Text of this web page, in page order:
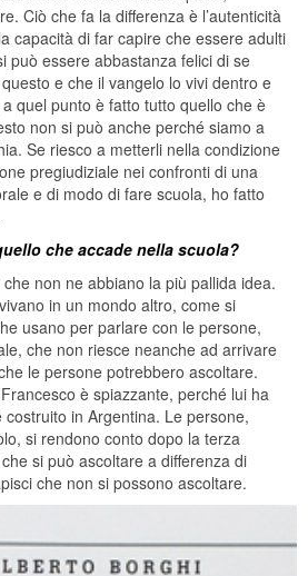
Ciò che fa la differenza è l’autenticità
capacità di far capire che essere adulti
può essere abbastanza felici di se
e che il vangelo lo vivi dentro e
quel punto è fatto tutto quello che è
non si può anche perché siamo a
Se riesco a metterli nella condizione
pregiudiziale nei confronti di una
e di modo di fare scuola, ho fatto
che accade nella scuola?
non ne abbiano la più pallida idea.
in un mondo altro, come si
usano per parlare con le persone,
che non riesce neanche ad arrivare
le persone potrebbero ascoltare.
è spiazzante, perché lui ha
in Argentina. Le persone,
si rendono conto dopo la terza
si può ascoltare a differenza di
che non si possono ascoltare.